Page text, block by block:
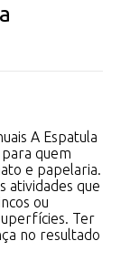
A Espatula
quem
e papelaria.
atividades que
ou
Ter
no resultado